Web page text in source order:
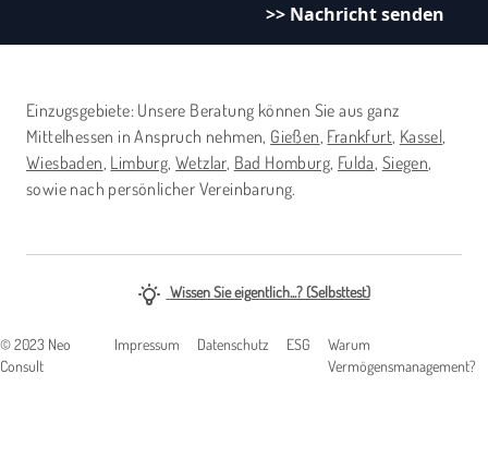
>> Nachricht senden
Einzugsgebiete: Unsere Beratung können Sie aus ganz
Mittelhessen in Anspruch nehmen, Gießen, Frankfurt, Kassel,
Wiesbaden, Limburg,Wetzlar, Bad Homburg, Fulda, Siegen,
sowie nach persönlicher Vereinbarung.
Wissen Sie eigentlich...? (Selbsttest)
© 2023 Neo
Consult
Impressum Datenschutz ESG
Warum
Vermögensmanagement?